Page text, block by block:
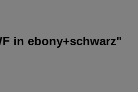
in ebony+schwarz"